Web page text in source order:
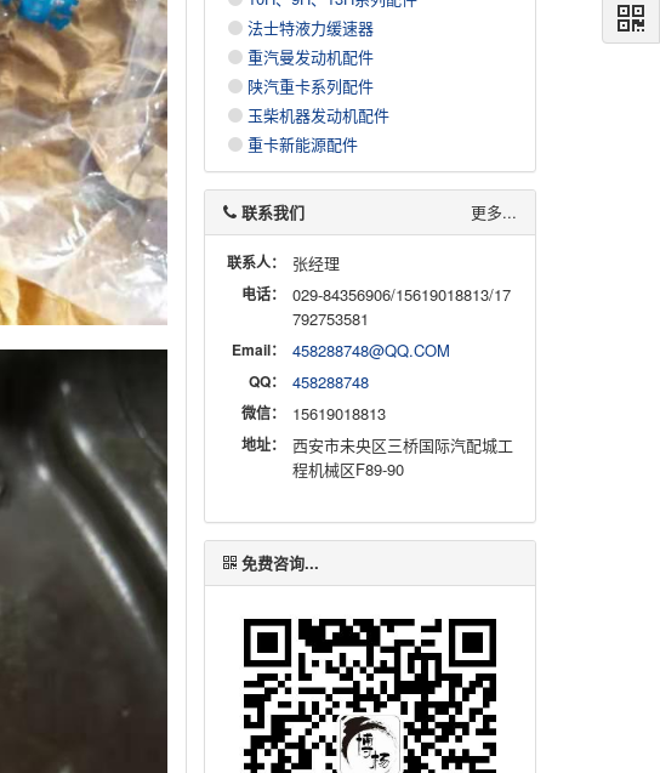
法士特液力缓速器
重汽曼发动机配件
陕汽重卡系列配件
玉柴机器发动机配件
重卡新能源配件
联系我们 更多...
联系人： 张经理
电话：
029-84356906/15619018813/17
792753581
Email： 458288748@QQ.COM
QQ： 458288748
微信： 15619018813
地址：
西安市未央区三桥国际汽配城工
程机械区F89-90
免费咨询...